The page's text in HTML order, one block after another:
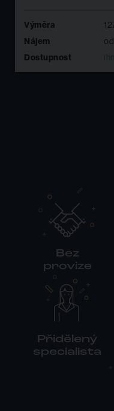
Výměra
Nájem
Dostupnost
Bez
provize
Přidělený
specialista